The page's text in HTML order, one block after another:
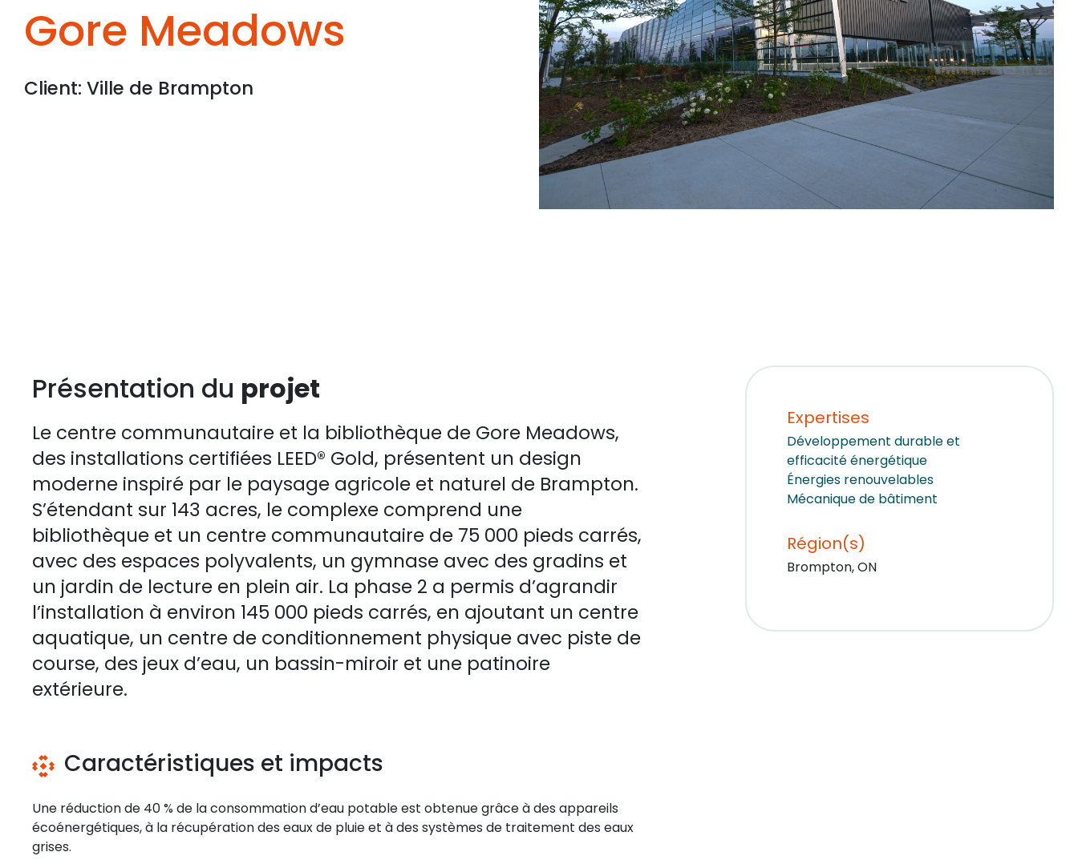
Gore Meadows
Client: Ville de Brampton
Présentation du projet
Le centre communautaire et la bibliothèque de Gore Meadows,
des installations certifiées LEED® Gold, présentent un design
moderne inspiré par le paysage agricole et naturel de Brampton.
S’étendant sur 143 acres, le complexe comprend une
bibliothèque et un centre communautaire de 75 000 pieds carrés,
avec des espaces polyvalents, un gymnase avec des gradins et
un jardin de lecture en plein air. La phase 2 a permis d’agrandir
l’installation à environ 145 000 pieds carrés, en ajoutant un centre
aquatique, un centre de conditionnement physique avec piste de
course, des jeux d’eau, un bassin-miroir et une patinoire
extérieure.
Caractéristiques et impacts
Une réduction de 40 % de la consommation d’eau potable est obtenue grâce à des appareils
écoénergétiques, à la récupération des eaux de pluie et à des systèmes de traitement des eaux
grises.
Expertises
Développement durable et
efficacité énergétique
Énergies renouvelables
Mécanique de bâtiment
Région(s)
Brompton, ON